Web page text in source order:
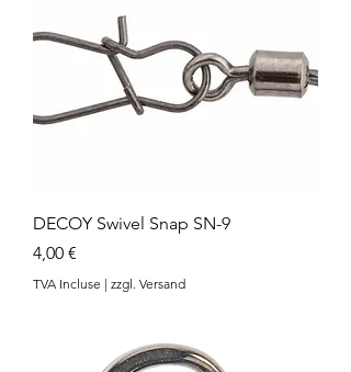
DECOY Swivel Snap SN-9
Prix
4,00 €
TVA Incluse | zzgl. Versand